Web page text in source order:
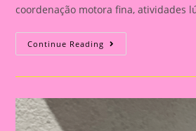
coordenação motora fina, atividades
Continue Reading MORANGO
ARTICULADO:
PARA